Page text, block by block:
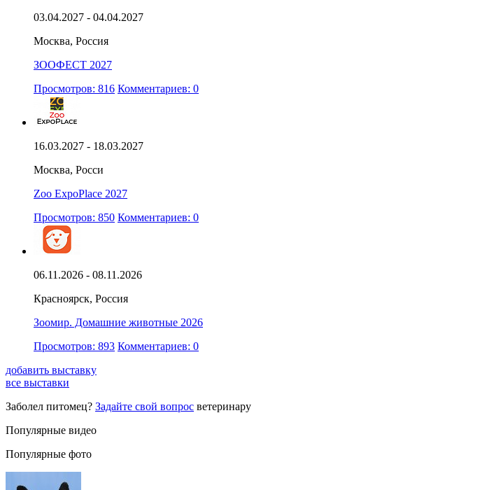
03.04.2027 - 04.04.2027
Москва, Россия
ЗООФЕСТ 2027
Просмотров: 816 Комментариев: 0
16.03.2027 - 18.03.2027
Москва, Росси
Zoo ExpoPlace 2027
Просмотров: 850 Комментариев: 0
06.11.2026 - 08.11.2026
Красноярск, Россия
Зоомир. Домашние животные 2026
Просмотров: 893 Комментариев: 0
добавить выставку
все выставки
Заболел питомец? Задайте свой вопрос ветеринару
Популярные видео
Популярные фото